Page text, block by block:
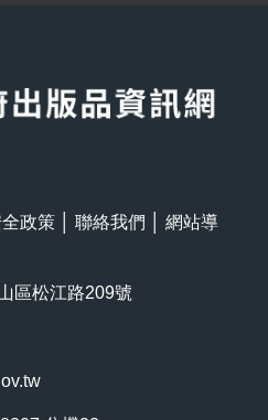
政策 聯絡我們
網站導
區松江路209號